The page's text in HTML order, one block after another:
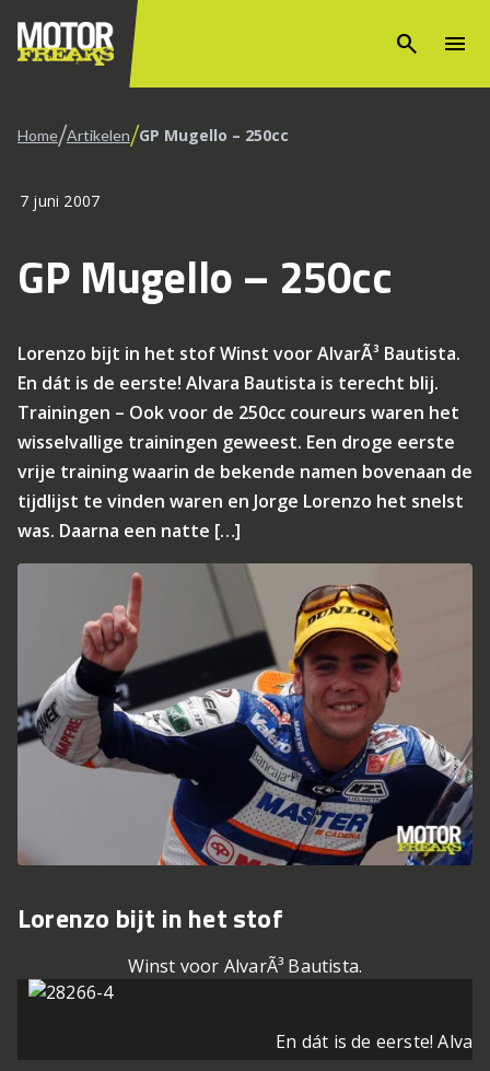
search menu
Home/Artikelen/GP Mugello – 250cc
7 juni 2007
GP Mugello – 250cc
Lorenzo bijt in het stof Winst voor AlvarÃ³ Bautista.
En dát is de eerste! Alvara Bautista is terecht blij.
Trainingen – Ook voor de 250cc coureurs waren het
wisselvallige trainingen geweest. Een droge eerste
vrije training waarin de bekende namen bovenaan de
tijdlijst te vinden waren en Jorge Lorenzo het snelst
was. Daarna een natte […]
Lorenzo bijt in het stof
Winst voor AlvarÃ³ Bautista.
En dát is de eerste!